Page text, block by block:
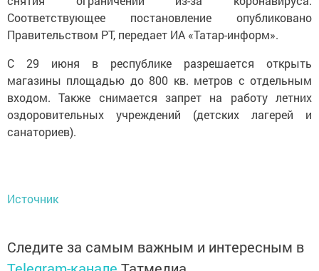
Соответствующее постановление опубликовано
Правительством РТ, передает ИА «Татар-информ».
С 29 июня в республике разрешается открыть
магазины площадью до 800 кв. метров с отдельным
входом. Также снимается запрет на работу летних
оздоровительных учреждений (детских лагерей и
санаториев).
Источник
Следите за самым важным и интересным в